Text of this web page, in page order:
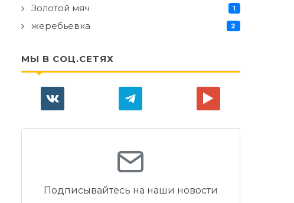
Золотой мяч 1
жеребьевка 2
МЫ В СОЦ.СЕТЯХ
Подписывайтесь на наши новости